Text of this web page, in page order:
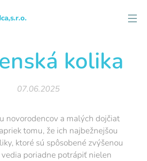
kolika
07.06.2025
novorodencov a malých dojčiat
tomu, že ich najbežnejšou
ktoré sú spôsobené zvýšenou
poriadne potrápiť nielen